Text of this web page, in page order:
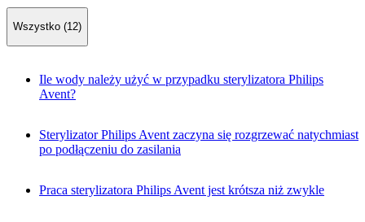
Wszystko (12)
Ile wody należy użyć w przypadku sterylizatora Philips
Avent?
Sterylizator Philips Avent zaczyna się rozgrzewać natychmiast
po podłączeniu do zasilania
Praca sterylizatora Philips Avent jest krótsza niż zwykle